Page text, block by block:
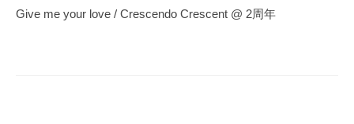
ー
Give me your love / Crescendo Crescent @ 2周年